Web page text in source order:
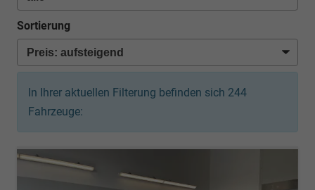
Sortierung
In Ihrer aktuellen Filterung befinden sich 244
Fahrzeuge: